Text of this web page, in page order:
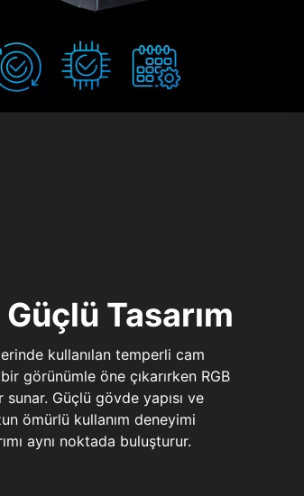
Tasarım
kullanılan temperli cam
görünümle öne çıkarırken RGB
Güçlü gövde yapısı ve
ömürlü kullanım deneyimi
aynı noktada buluşturur.